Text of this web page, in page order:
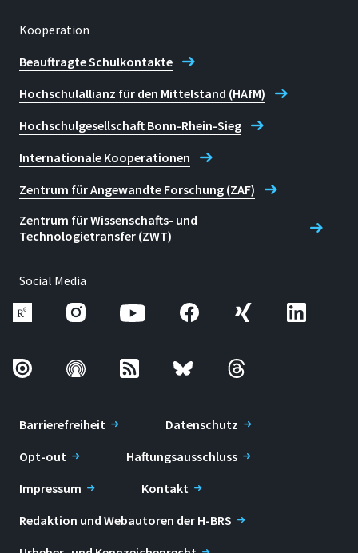
Kooperation
Beauftragte Schulkontakte
Hochschulallianz für den Mittelstand (HAfM)
Hochschulgesellschaft Bonn-Rhein-Sieg
Internationale Kooperationen
Zentrum für Angewandte Forschung (ZAF)
Zentrum für Wissenschafts- und
Technologietransfer (ZWT)
Social Media
Barrierefreiheit
Datenschutz
Opt-out
Haftungsausschluss
Impressum
Kontakt
Redaktion und Webautoren der H-BRS